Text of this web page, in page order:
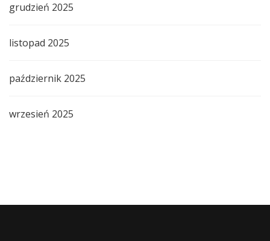
grudzień 2025
listopad 2025
październik 2025
wrzesień 2025